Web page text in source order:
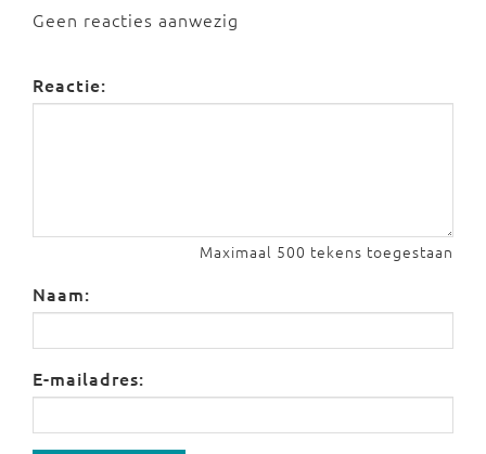
Geen reacties aanwezig
Reactie:
Maximaal 500 tekens toegestaan
Naam:
E-mailadres: